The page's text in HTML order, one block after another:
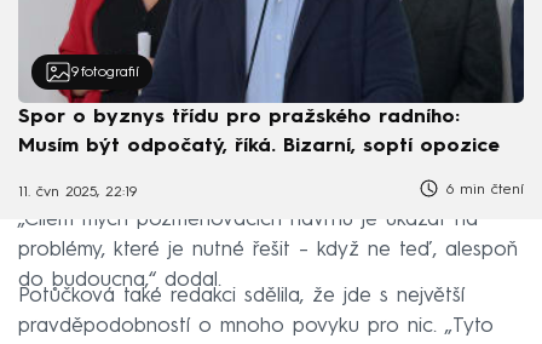
9 fotografií
Spor o byznys třídu pro pražského radního:
Musím být odpočatý, říká. Bizarní, soptí opozice
11. čvn 2025, 22:19 6 min čtení
„Cílem mých pozměňovacích návrhů je ukázat na
problémy, které je nutné řešit – když ne teď, alespoň
do budoucna,“ dodal.
Potůčková také redakci sdělila, že jde s největší
pravděpodobností o mnoho povyku pro nic. „Tyto